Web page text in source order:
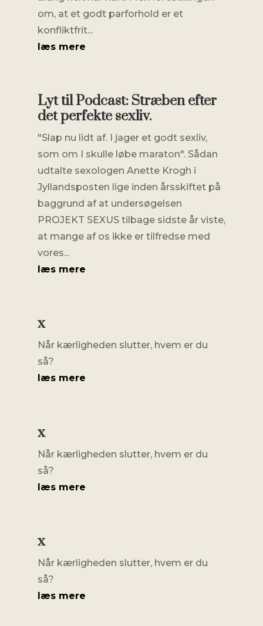
om, at et godt parforhold er et
konfliktfrit...
læs mere
Lyt til Podcast: Stræben efter
det perfekte sexliv.
"Slap nu lidt af. I jager et godt sexliv,
som om I skulle løbe maraton". Sådan
udtalte sexologen Anette Krogh i
Jyllandsposten lige inden årsskiftet på
baggrund af at undersøgelsen
PROJEKT SEXUS tilbage sidste år viste,
at mange af os ikke er tilfredse med
vores...
læs mere
x
Når kærligheden slutter, hvem er du
så?
læs mere
x
Når kærligheden slutter, hvem er du
så?
læs mere
x
Når kærligheden slutter, hvem er du
så?
læs mere